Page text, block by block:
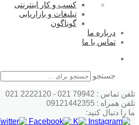
کسب و کار اینترنتی
تبلیغات و بازاریابی
گوناگون
درباره ما
تماس با ما
جستجو
تلفن تماس : 79942 021 - 2222120 021
تلفن همراه : 09121442355
ما را دنبال کنید: